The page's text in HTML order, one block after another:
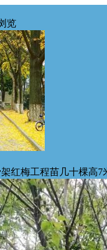
览
红梅工程苗几十棵高7